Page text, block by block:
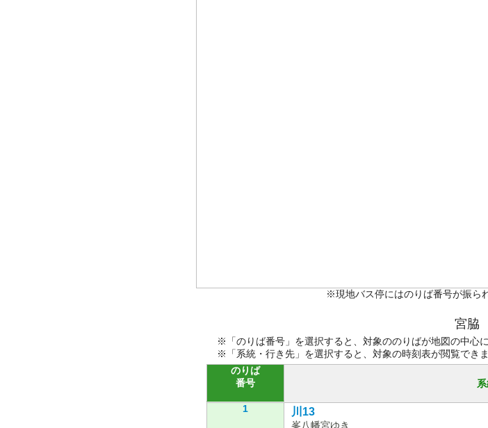
※現地バス停にはのりば番号が振ら
宮脇
※「のりば番号」を選択すると、対象ののりばが地図の中心に
※「系統・行き先」を選択すると、対象の時刻表が閲覧できま
のりば
番号
1 川13
峯八幡宮ゆき